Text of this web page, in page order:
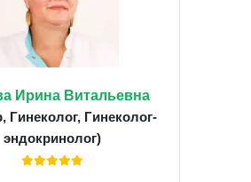
Ирина Витальевна
Гинеколог, Гинеколог-
эндокринолог)